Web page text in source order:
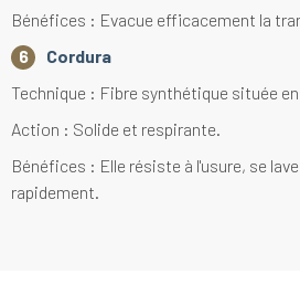
Bénéfices : Evacue efficacement la
Cordura
Technique : Fibre synthétique située
Action : Solide et respirante.
Bénéfices : Elle résiste à l'usure, se
rapidement.